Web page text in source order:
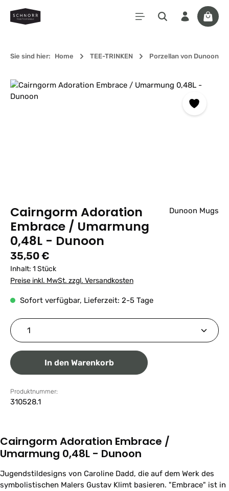
Zum Hauptinhalt springen
Sie sind hier: Home TEE-TRINKEN Porzellan von Dunoon
Bildergalerie überspringen
Cairngorm Adoration
Embrace / Umarmung
0,48L - Dunoon
Dunoon Mugs
Regulärer Preis:
35,50 €
Inhalt: 1 Stück
Preise inkl. MwSt. zzgl. Versandkosten
Sofort verfügbar, Lieferzeit: 2-5 Tage
Produkt Anzahl: Gib den gewünschten Wert ein
In den Warenkorb
Produktnummer:
310528.1
Cairngorm Adoration Embrace /
Umarmung 0,48L - Dunoon
Jugendstildesigns von Caroline Dadd, die auf dem Werk des
symbolistischen Malers Gustav Klimt basieren. "Embrace" ist in